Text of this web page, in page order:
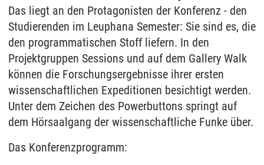
Das liegt an den Protagonisten der Konferenz - den
Studierenden im Leuphana Semester: Sie sind es, die
den programmatischen Stoff liefern. In den
Projektgruppen Sessions und auf dem Gallery Walk
können die Forschungsergebnisse ihrer ersten
wissenschaftlichen Expeditionen besichtigt werden.
Unter dem Zeichen des Powerbuttons springt auf
dem Hörsaalgang der wissenschaftliche Funke über.
Das Konferenzprogramm: